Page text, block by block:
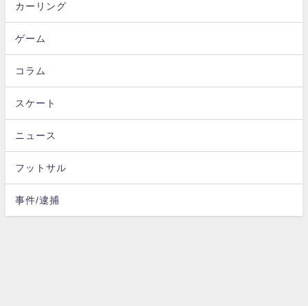
カーリング
ゲーム
コラム
スケート
ニュース
フットサル
事件/逮捕